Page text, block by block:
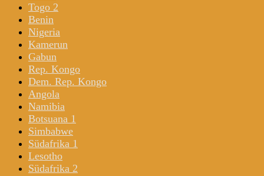
Togo 2
Benin
Nigeria
Kamerun
Gabun
Rep. Kongo
Dem. Rep. Kongo
Angola
Namibia
Botsuana 1
Simbabwe
Südafrika 1
Lesotho
Südafrika 2